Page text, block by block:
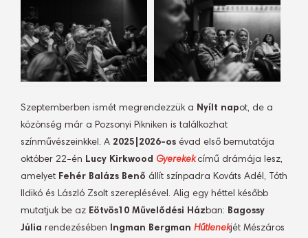
Szeptemberben ismét megrendezzük a Nyílt napot, de a
közönség már a Pozsonyi Pikniken is találkozhat
színművészeinkkel. A 2025|2026-os évad első bemutatója
október 22-én Lucy Kirkwood Gyerekekcímű drámája lesz,
amelyet Fehér Balázs Benő állít színpadra Kováts Adél, Tóth
Ildikó és László Zsolt szereplésével. Alig egy héttel később
mutatjuk be az Eötvös10 Művelődési Házban: Bagossy
Júlia rendezésében Ingman Bergman Hűtlenekjét Mészáros